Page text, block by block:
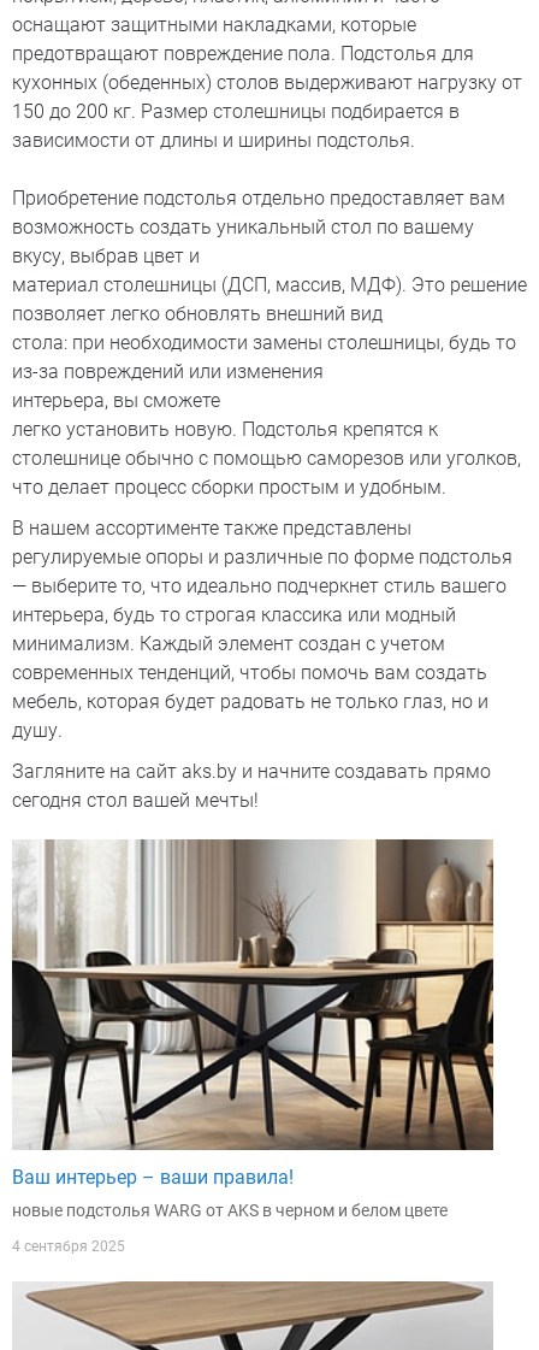
оснащают защитными накладками, которые
предотвращают повреждение пола. Подстолья для
кухонных (обеденных) столов выдерживают нагрузку от
150 до 200 кг. Размер столешницы подбирается в
зависимости от длины и ширины подстолья.
Приобретение подстолья отдельно предоставляет вам
возможность создать уникальный стол по вашему
вкусу, выбрав цвет и
материал столешницы (ДСП, массив, МДФ). Это решение
позволяет легко обновлять внешний вид
стола: при необходимости замены столешницы, будь то
из-за повреждений или изменения
интерьера, вы сможете
легко установить новую. Подстолья крепятся к
столешнице обычно с помощью саморезов или уголков,
что делает процесс сборки простым и удобным.
В нашем ассортименте также представлены
регулируемые опоры и различные по форме подстолья
— выберите то, что идеально подчеркнет стиль вашего
интерьера, будь то строгая классика или модный
минимализм. Каждый элемент создан с учетом
современных тенденций, чтобы помочь вам создать
мебель, которая будет радовать не только глаз, но и
душу.
Загляните на сайт aks.by и начните создавать прямо
сегодня стол вашей мечты!
Ваш интерьер – ваши правила!
новые подстолья WARG от AKS в черном и белом цвете
4 сентября 2025